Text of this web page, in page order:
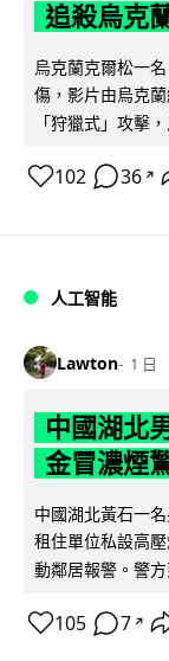
追殺烏克
烏克蘭克爾松一
傷，影片由烏克
「狩獵式」攻擊
102 36 ↗
人工智能
Lawton 1 日
中國湖北
金冒濃煙
中國湖北黃石一
租住單位私設高
動鄰居報警。警
105 7 ↗